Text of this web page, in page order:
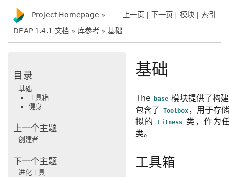
索引
模块
下一页
上一页
Project Homepage »
DEAP 1.4.1 文档 » 库参考 » 基础
基础
The base 模块提供了构
包含了 Toolbox ，用于存
拟的
Fitness 类，作为
类。
工具箱
目录
基础
工具箱
健身
上一个主题
创建者
下一个主题
进化工具